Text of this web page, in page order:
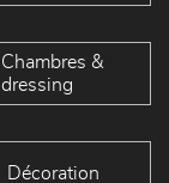
Chambres &
dressing
Décoration